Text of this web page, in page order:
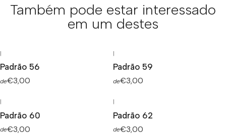
Também pode estar interessado
em um destes
|
Padrão 56
de€3,00
|
Padrão 59
de€3,00
|
Padrão 60
de€3,00
|
Padrão 62
de€3,00